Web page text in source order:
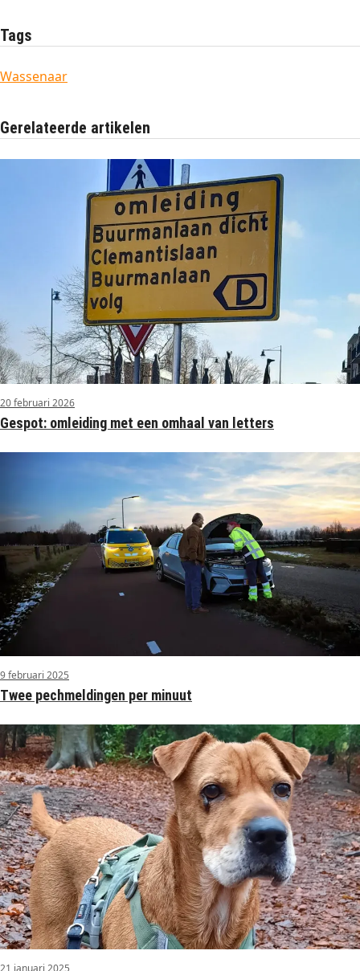
Tags
Wassenaar
Gerelateerde artikelen
20 februari 2026
Gespot: omleiding met een omhaal van letters
9 februari 2025
Twee pechmeldingen per minuut
21 januari 2025